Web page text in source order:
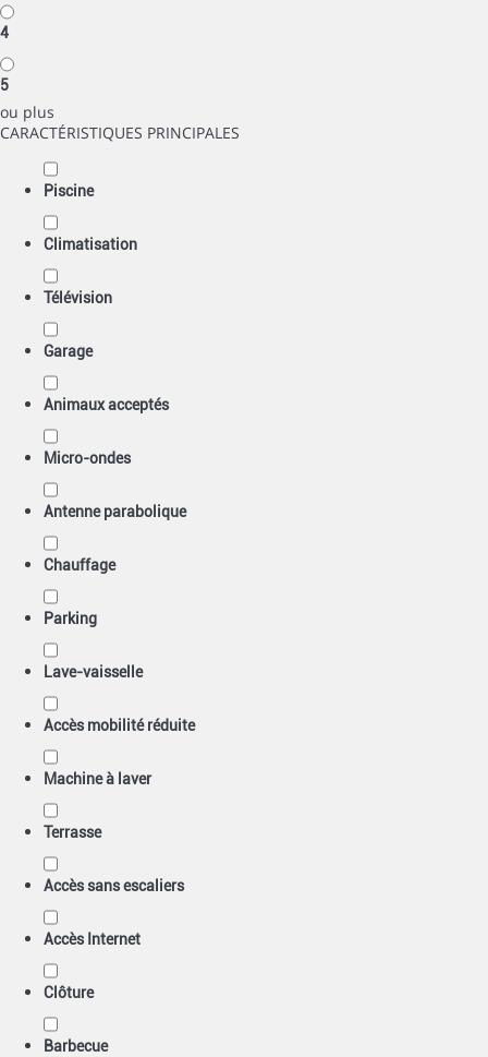
4
5
ou plus
CARACTÉRISTIQUES PRINCIPALES
Piscine
Climatisation
Télévision
Garage
Animaux acceptés
Micro-ondes
Antenne parabolique
Chauffage
Parking
Lave-vaisselle
Accès mobilité réduite
Machine à laver
Terrasse
Accès sans escaliers
Accès Internet
Clôture
Barbecue